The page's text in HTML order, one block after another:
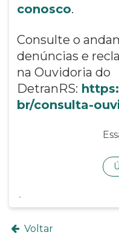
conosco.
Consulte o
denúncias e
na Ouvidoria do
DetranRS:
br/consulta-
Voltar